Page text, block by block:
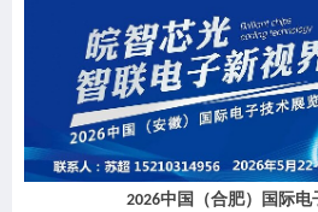
2026中国（合肥）国际电